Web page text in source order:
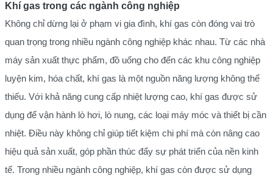
Khí gas trong các ngành công nghiệp
Không chỉ dừng lại ở phạm vi gia đình, khí gas còn đóng vai trò
quan trọng trong nhiều ngành công nghiệp khác nhau. Từ các nhà
máy sản xuất thực phẩm, đồ uống cho đến các khu công nghiệp
luyện kim, hóa chất, khí gas là một nguồn năng lượng không thể
thiếu. Với khả năng cung cấp nhiệt lượng cao, khí gas được sử
dụng để vận hành lò hơi, lò nung, các loại máy móc và thiết bị cần
nhiệt. Điều này không chỉ giúp tiết kiệm chi phí mà còn nâng cao
hiệu quả sản xuất, góp phần thúc đẩy sự phát triển của nền kinh
tế. Trong nhiều ngành công nghiệp, khí gas còn được sử dụng